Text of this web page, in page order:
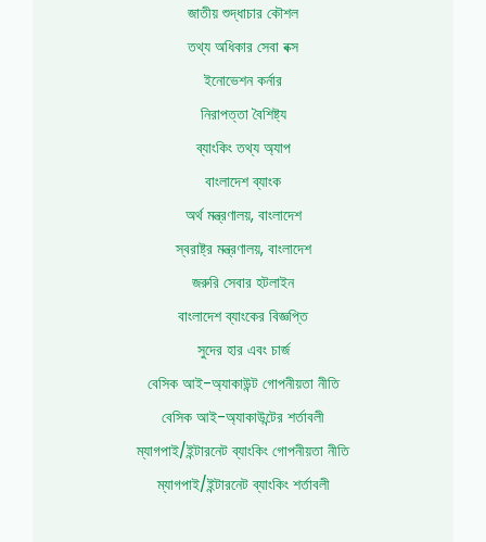
জাতীয় শুদ্ধাচার কৌশল
তথ্য অধিকার সেবা বক্স
ইনোভেশন কর্নার
নিরাপত্তা বৈশিষ্ট্য
ব্যাংকিং তথ্য অ্যাপ
বাংলাদেশ ব্যাংক
অর্থ মন্ত্রণালয়, বাংলাদেশ
স্বরাষ্ট্র মন্ত্রণালয়, বাংলাদেশ
জরুরি সেবার হটলাইন
বাংলাদেশ ব্যাংকের বিজ্ঞপ্তি
সুদের হার এবং চার্জ
বেসিক আই-অ্যাকাউন্ট গোপনীয়তা নীতি
বেসিক আই-অ্যাকাউন্টের শর্তাবলী
ম্যাগপাই/ইন্টারনেট ব্যাংকিং গোপনীয়তা নীতি
ম্যাগপাই/ইন্টারনেট ব্যাংকিং শর্তাবলী